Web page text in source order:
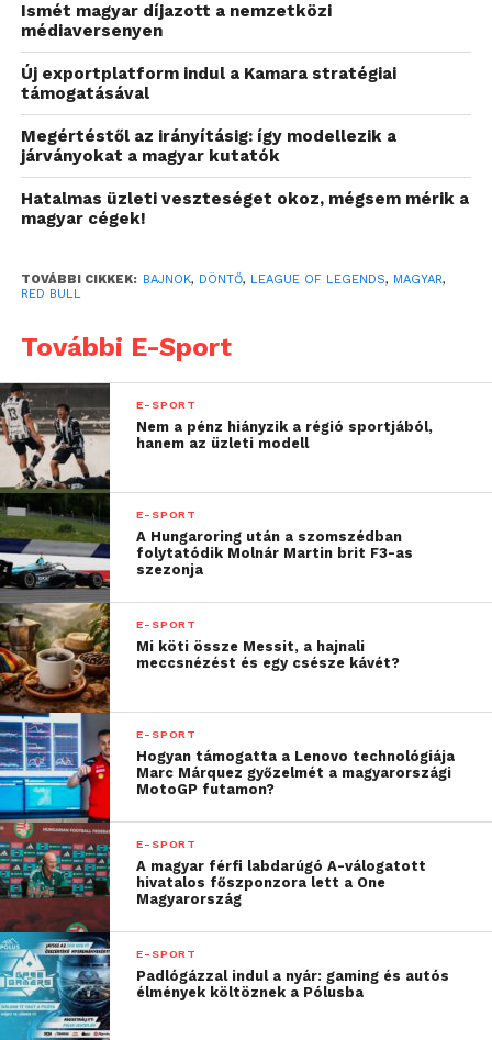
„Örültem, hogy nem egy
idegen, hanem egy
barátom ellen
döntőzhettem. Nagyszerű
rendezvény volt, amin
sikerült jól játszanom.
Bízom benne, hogy a
világdöntőn ezúttal
túlszárnyalom a tavalyi
nyolcaddöntős
eredményemet. Kokóval
egy meccset
gyakoroltunk együtt,
azon kikaptam, úgyhogy
nagyon magabiztosan
jött. De azért az offline
verseny más”
– nyilatkozta Sora, a magyar bajnok, aki barátját,
Kokót győzte le a fináléban.
Az április 23-án megtartott rendezvényen óriási
hangulat uralkodott, hiszen a látványos,
óriáskivetítőn közvetített mérkőzések mellett az
ország egyik legismertebb cosplayerével, Enji
Nighttal is fotózkodhattak a résztvevők, valamint
Ismét magyar díjazott a nemzetközi
médiaversenyen
Új exportplatform indul a Kamara stratégiai
támogatásával
Megértéstől az irányításig: így modellezik a
járványokat a magyar kutatók
Hatalmas üzleti veszteséget okoz, mégsem mérik a
magyar cégek!
TOVÁBBI CIKKEK: BAJNOK, DÖNTŐ, LEAGUE OF LEGENDS, MAGYAR,
RED BULL
További E-Sport
E-SPORT
Nem a pénz hiányzik a régió sportjából,
hanem az üzleti modell
E-SPORT
A Hungaroring után a szomszédban
folytatódik Molnár Martin brit F3-as
szezonja
E-SPORT
Mi köti össze Messit, a hajnali
meccsnézést és egy csésze kávét?
E-SPORT
Hogyan támogatta a Lenovo technológiája
Marc Márquez győzelmét a magyarországi
MotoGP futamon?
E-SPORT
A magyar férfi labdarúgó A-válogatott
hivatalos főszponzora lett a One
Magyarország
E-SPORT
Padlógázzal indul a nyár: gaming és autós
élmények költöznek a Pólusba